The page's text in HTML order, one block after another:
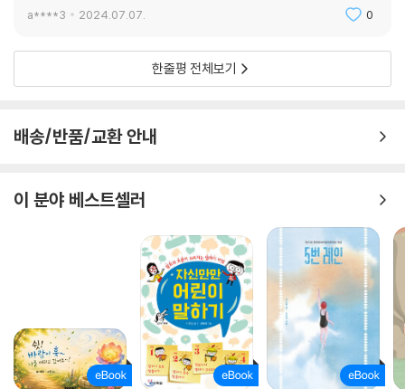
a****3 2024.07.07. 0
한줄평 전체보기
배송/반품/교환 안내
이 분야 베스트셀러